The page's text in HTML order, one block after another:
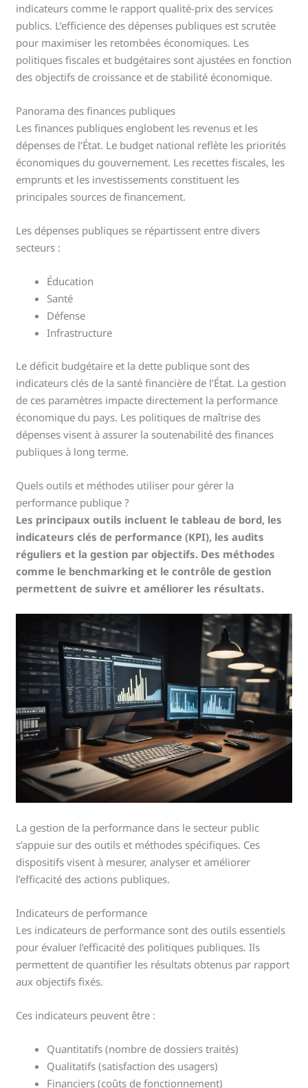
indicateurs comme le rapport qualité-prix des services
publics. L’efficience des dépenses publiques est scrutée
pour maximiser les retombées économiques. Les
politiques fiscales et budgétaires sont ajustées en fonction
des objectifs de croissance et de stabilité économique.
Panorama des finances publiques
Les finances publiques englobent les revenus et les
dépenses de l’État. Le budget national reflète les priorités
économiques du gouvernement. Les recettes fiscales, les
emprunts et les investissements constituent les
principales sources de financement.
Les dépenses publiques se répartissent entre divers
secteurs :
Éducation
Santé
Défense
Infrastructure
Le déficit budgétaire et la dette publique sont des
indicateurs clés de la santé financière de l’État. La gestion
de ces paramètres impacte directement la performance
économique du pays. Les politiques de maîtrise des
dépenses visent à assurer la soutenabilité des finances
publiques à long terme.
Quels outils et méthodes utiliser pour gérer la
performance publique ?
Les principaux outils incluent le tableau de bord, les
indicateurs clés de performance (KPI), les audits
réguliers et la gestion par objectifs. Des méthodes
comme le benchmarking et le contrôle de gestion
permettent de suivre et améliorer les résultats.
La gestion de la performance dans le secteur public
s’appuie sur des outils et méthodes spécifiques. Ces
dispositifs visent à mesurer, analyser et améliorer
l’efficacité des actions publiques.
Indicateurs de performance
Les indicateurs de performance sont des outils essentiels
pour évaluer l’efficacité des politiques publiques. Ils
permettent de quantifier les résultats obtenus par rapport
aux objectifs fixés.
Ces indicateurs peuvent être :
Quantitatifs (nombre de dossiers traités)
Qualitatifs (satisfaction des usagers)
Financiers (coûts de fonctionnement)